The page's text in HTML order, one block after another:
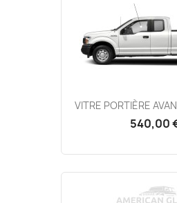
VITRE PORTIÈRE
540,00